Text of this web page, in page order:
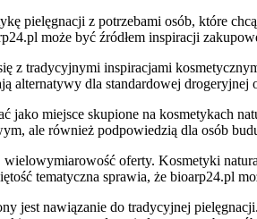
pielęgnacji z potrzebami osób, które
może być źródłem inspiracji
z tradycyjnymi inspiracjami
alternatywy dla standardowej
jako miejsce skupione na kosmetykach
ale również podpowiedzią dla osób
wielowymiarowość oferty. Kosmetyki
tematyczna sprawia, że bioarp24.pl
jest nawiązanie do tradycyjnej